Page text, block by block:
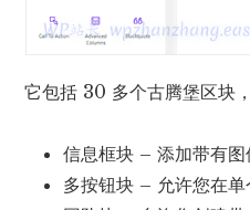
它包括 30 多个古腾堡区块
信息框块 – 添加带有图
多按钮块 – 允许您在单